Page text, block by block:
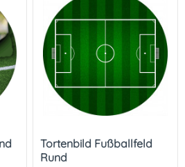
Tortenbild Fußballfeld
Rund